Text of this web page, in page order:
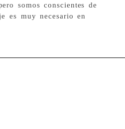
somos conscientes de
es muy necesario en